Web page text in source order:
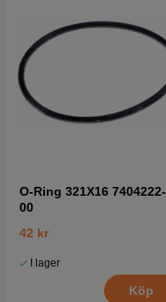
O-Ring 321X16 7404222-
00
42 kr
I lager
Köp